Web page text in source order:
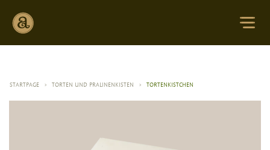
STARTPAGE > TORTEN UND PRALINENKISTEN > TORTENKISTCHEN